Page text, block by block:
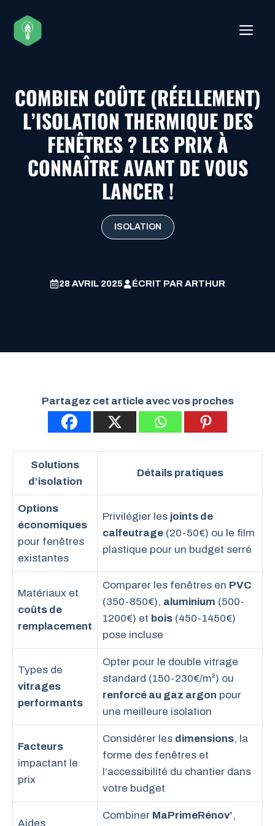
contenu
COMBIEN COÛTE (RÉELLEMENT)
L’ISOLATION THERMIQUE DES
FENÊTRES ? LES PRIX À
CONNAÎTRE AVANT DE VOUS
LANCER !
ISOLATION
28 AVRIL 2025 ÉCRIT PAR ARTHUR
Partagez cet article avec vos proches
Solutions
d’isolation
Détails pratiques
Options
économiques
pour fenêtres
existantes
Privilégier les joints de
calfeutrage (20-50€) ou le film
plastique pour un budget serré
Matériaux et
coûts de
remplacement
Comparer les fenêtres en PVC
(350-850€), aluminium (500-
1200€) et bois (450-1450€)
pose incluse
Types de
vitrages
performants
Opter pour le double vitrage
standard (150-230€/m²) ou
renforcé au gaz argon pour
une meilleure isolation
Facteurs
impactant le
prix
Considérer les dimensions, la
forme des fenêtres et
l’accessibilité du chantier dans
votre budget
Aides
Combiner MaPrimeRénov’,